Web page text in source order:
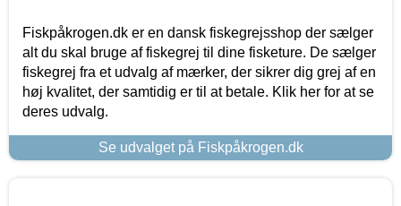
Fiskpåkrogen.dk er en dansk fiskegrejsshop der sælger
alt du skal bruge af fiskegrej til dine fisketure. De sælger
fiskegrej fra et udvalg af mærker, der sikrer dig grej af en
høj kvalitet, der samtidig er til at betale. Klik her for at se
deres udvalg.
Se udvalget på Fiskpåkrogen.dk